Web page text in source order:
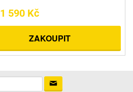
1 590 Kč
ZAKOUPIT